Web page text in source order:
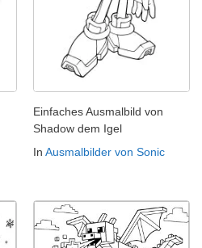
Einfaches Ausmalbild von
Shadow dem Igel
In Ausmalbilder von Sonic